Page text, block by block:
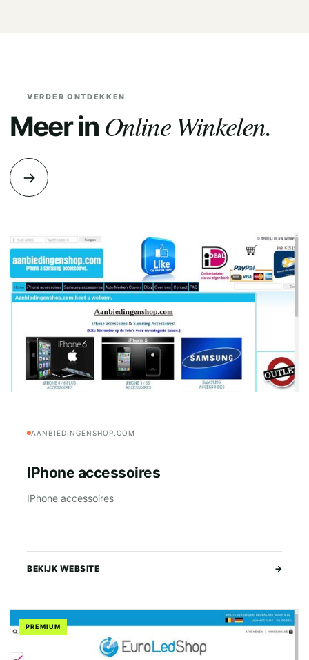
VERDER ONTDEKKEN
Meer in Online Winkelen.
→
AANBIEDINGENSHOP.COM
IPhone accessoires
IPhone accessoires
BEKIJK WEBSITE →
PREMIUM